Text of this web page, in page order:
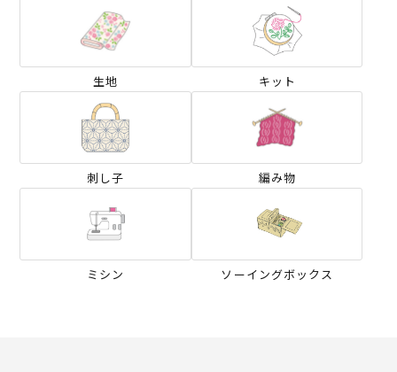
生地 キット
刺し子 編み物
ミシン ソーイングボックス